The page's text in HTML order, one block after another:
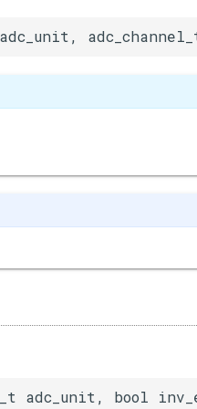
adc_unit, bool